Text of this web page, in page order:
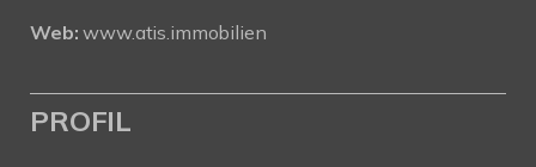
Web: www.atis.immobilien
PROFIL